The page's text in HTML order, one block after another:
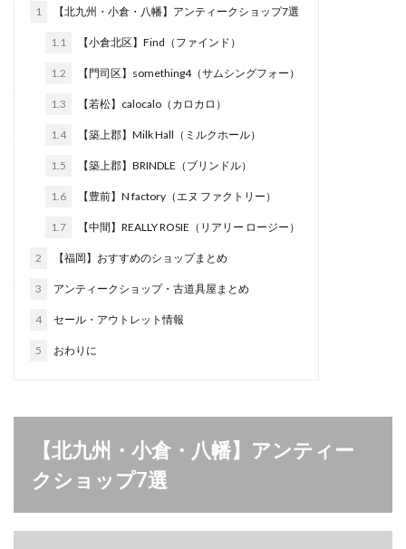
1 【北九州・小倉・八幡】アンティークショップ7選
1.1 【小倉北区】Find（ファインド）
1.2 【門司区】something4（サムシングフォー）
1.3 【若松】calocalo（カロカロ）
1.4 【築上郡】Milk Hall（ミルクホール）
1.5 【築上郡】BRINDLE（ブリンドル）
1.6 【豊前】N factory（エヌ ファクトリー）
1.7 【中間】REALLY ROSIE（リアリー ロージー）
2 【福岡】おすすめのショップまとめ
3 アンティークショップ・古道具屋まとめ
4 セール・アウトレット情報
5 おわりに
【北九州・小倉・八幡】アンティー
クショップ7選